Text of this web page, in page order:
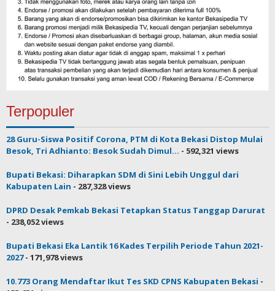
Terpopuler
28 Guru-Siswa Positif Corona, PTM di Kota Bekasi Distop Mulai
Besok, Tri Adhianto: Besok Sudah Dimul... - 592,321 views
Bupati Bekasi: Diharapkan SDM di Sini Lebih Unggul dari
Kabupaten Lain - 287,328 views
DPRD Desak Pemkab Bekasi Tetapkan Status Tanggap Darurat
- 238,052 views
Bupati Bekasi Eka Lantik 16 Kades Terpilih Periode Tahun 2021-
2027- 171,978 views
10.773 Orang Mendaftar Ikut Tes SKD CPNS Kabupaten Bekasi -